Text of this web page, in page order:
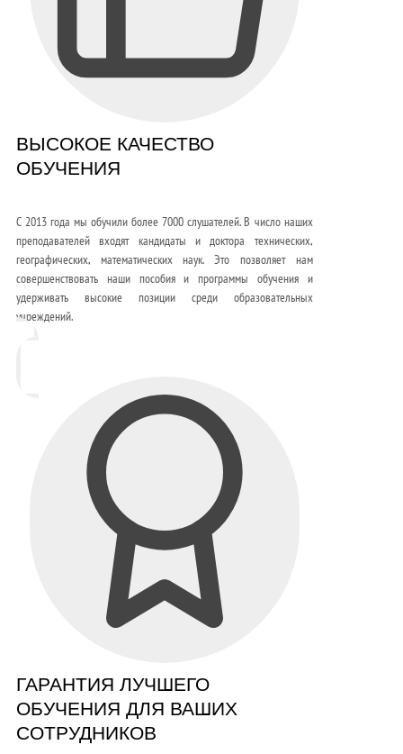
ВЫСОКОЕ КАЧЕСТВО
ОБУЧЕНИЯ
С 2013 года мы обучили более 7000 слушателей. В число наших
преподавателей входят кандидаты и доктора технических,
географических, математических наук. Это позволяет нам
совершенствовать наши пособия и программы обучения и
удерживать высокие позиции среди образовательных
учреждений.
ГАРАНТИЯ ЛУЧШЕГО
ОБУЧЕНИЯ ДЛЯ ВАШИХ
СОТРУДНИКОВ